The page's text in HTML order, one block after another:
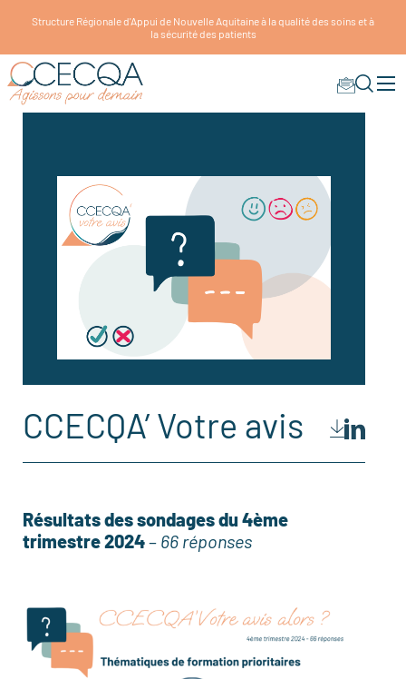
Structure Régionale d'Appui de Nouvelle Aquitaine à la qualité des soins et à
la sécurité des patients
CCECQA’ Votre avis
Résultats des sondages du 4ème
trimestre 2024– 66 réponses